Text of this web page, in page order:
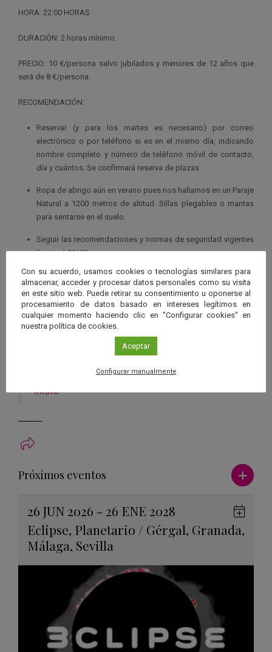
HORA: 22:00 HORAS
DURACIÓN: 2 horas mínimo.
PRECIO: 10 €/persona salvo jubilados y menores de 12 años que
será de 8 €/persona.
RECOMENDACIÓN:
Reservar (y para los martes es necesario) por correo
electrónico o por teléfono si es en el mismo día, indicando
nombre completo y número de teléfono móvil de contacto,
día y cuántos. Se confirmará reserva de plazas
Ropa de abrigo aún en verano pues nos hallamos en un Paraje
Natural a 1200 metros de altitud. Sillas plegables o mantas
para sentarse en el suelo.
Seguir las recomendaciones y normas de seguridad vigentes
frente el COVID.
Organiza
Aula del Cielo / Observatorio Astronómico del Torcal de Antequera
Centro
Observatorio Astronómico del Torcal de Antequera
Inscripción
correo a secretaria@astrotorcal.es o llamada al teléfono
Inicio
Próximos eventos Ver más
26 JUN 2026 - 26 ENE 2028
Eclipse, Planetario / Gérgal, Granada,
Málaga, Sevilla
en
Con su acuerdo, usamos cookies o tecnologías similares para
almacenar, acceder y procesar datos personales como su visita
en este sitio web. Puede retirar su consentimiento u oponerse al
procesamiento de datos basado en intereses legítimos en
cualquier momento haciendo clic en "Configurar cookies" en
nuestra política de cookies.
Aceptar
Configurar manualmente